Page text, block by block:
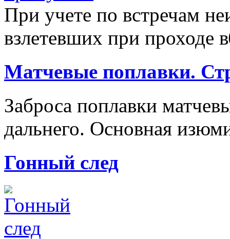
При учете по встречам
взлетевших при проходе
Матчевые поплавки.
Заброса поплавки
дальнего. Основная
Гонный след